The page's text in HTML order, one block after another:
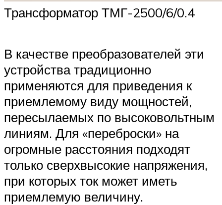
Трансформатор ТМГ-2500/6/0.4
В качестве преобразователей эти
устройства традиционно
применяются для приведения к
приемлемому виду мощностей,
пересылаемых по высоковольтным
линиям. Для «переброски» на
огромные расстояния подходят
только сверхвысокие напряжения,
при которых ток может иметь
приемлемую величину.